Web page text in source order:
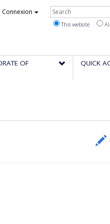
Connexion
This website
OF QUICK